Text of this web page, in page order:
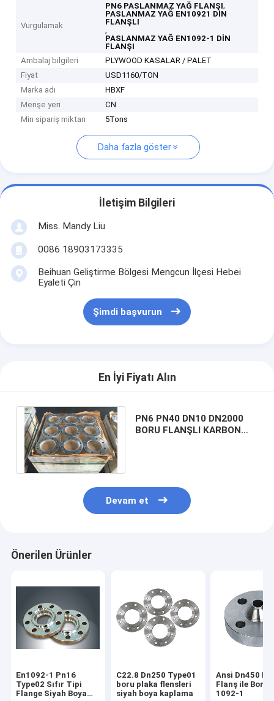
Vurgulamak
PN6 PASLANMAZ YAĞ FLANŞI,
PASLANMAZ YAĞ EN10921 DİN
FLANŞLI
,
PASLANMAZ YAĞ EN1092-1 DİN
FLANŞI
Ambalaj bilgileri
PLYWOOD KASALAR / PALET
Fiyat
USD1160/TON
Marka adı
HBXF
Menşe yeri
CN
Min sipariş miktarı
5Tons
Daha fazla göster
İletişim Bilgileri
Miss. Mandy Liu
0086 18903173335
Beihuan Geliştirme Bölgesi Mengcun İlçesi Hebei
Eyaleti Çin
Şimdi başvurun
En İyi Fiyatı Alın
PN6 PN40 DN10 DN2000
BORU FLANŞLI KARBON
Devam et
Önerilen Ürünler
En1092-1 Pn16
Type02 Sıfır Tipi
Flange Siyah Boya
C22.8 Dn250 Type01
boru plaka flensleri
siyah boya kaplama
Ansi Dn450
Flanş ile Boru
1092-1